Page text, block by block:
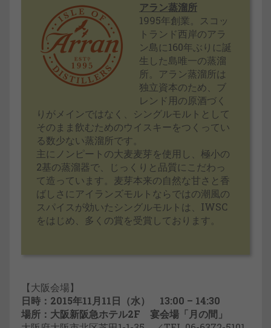
アラン蒸溜所
1995年創業。スコッ
トランド西岸のアラ
ン島に160年ぶりに誕
生した島唯一の蒸溜
所。アラン蒸溜所は
独立資本のため、ブ
レンド用の原酒づく
りがメインではなく、シングルモルトとして
そのまま飲むためのウイスキーをつくってい
る数少ない蒸溜所です。
主にノンピートの大麦麦芽を使用し、極小の
2基の蒸溜器で、じっくりと品質にこだわっ
て造っています。麦芽本来の自然な甘さと香
ばしさにアイランズモルトならではの潮風の
スパイスが効いたシングルモルトは、IWSC
をはじめ、多くの賞を受賞しております。
【大阪会場】
日時：2015年11月11日（水） 13:00 – 14:30
場所：大阪新阪急ホテル2F 宴会場「月の間」